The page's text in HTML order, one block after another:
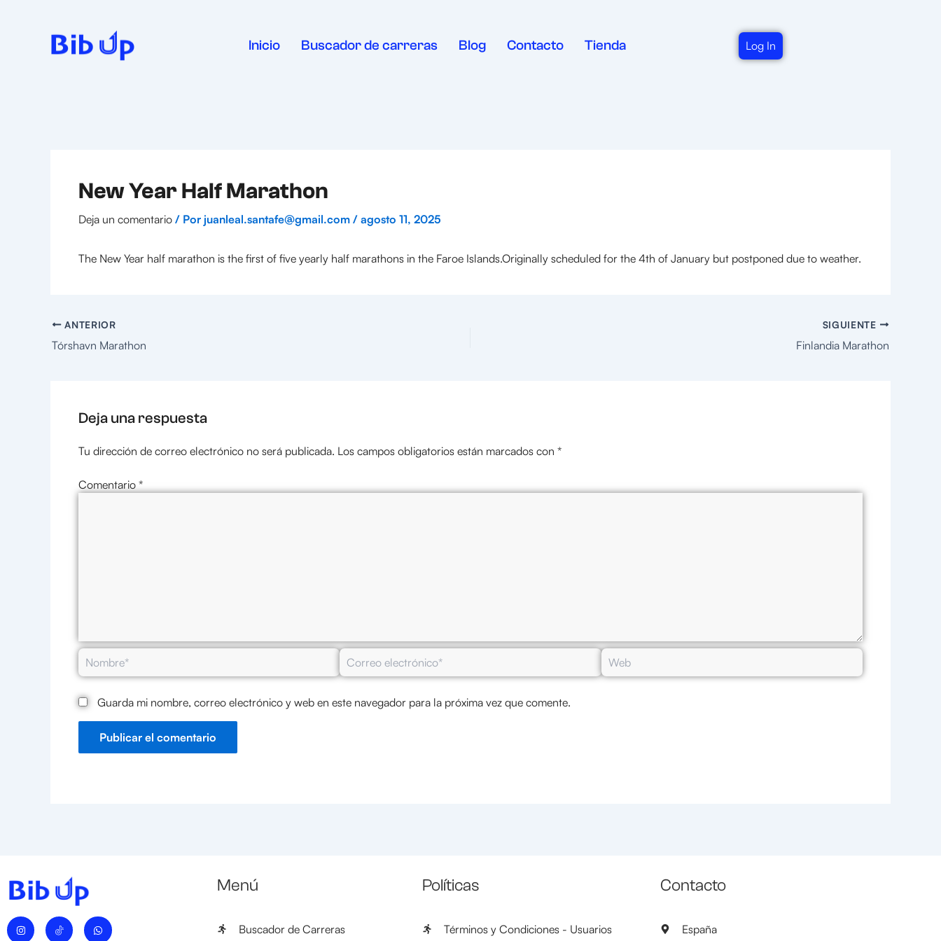
Inicio Buscador de carreras Blog Contacto Tienda Log In
New Year Half Marathon
Deja un comentario / Por juanleal.santafe@gmail.com / agosto 11, 2025
The New Year half marathon is the first of five yearly half marathons in the Faroe Islands.Originally scheduled for the 4th of January but postponed due to weather.
ANTERIOR
Tórshavn Marathon
SIGUIENTE
Finlandia Marathon
Deja una respuesta
Tu dirección de correo electrónico no será publicada. Los campos obligatorios están marcados con *
Comentario *
Nombre*
Correo
electrónico*
Web
Guarda mi nombre, correo electrónico y web en este navegador para la próxima vez que comente.
I
n
W
h
Menú
Buscador de Carreras
Políticas
Términos y Condiciones - Usuarios
Contacto
España